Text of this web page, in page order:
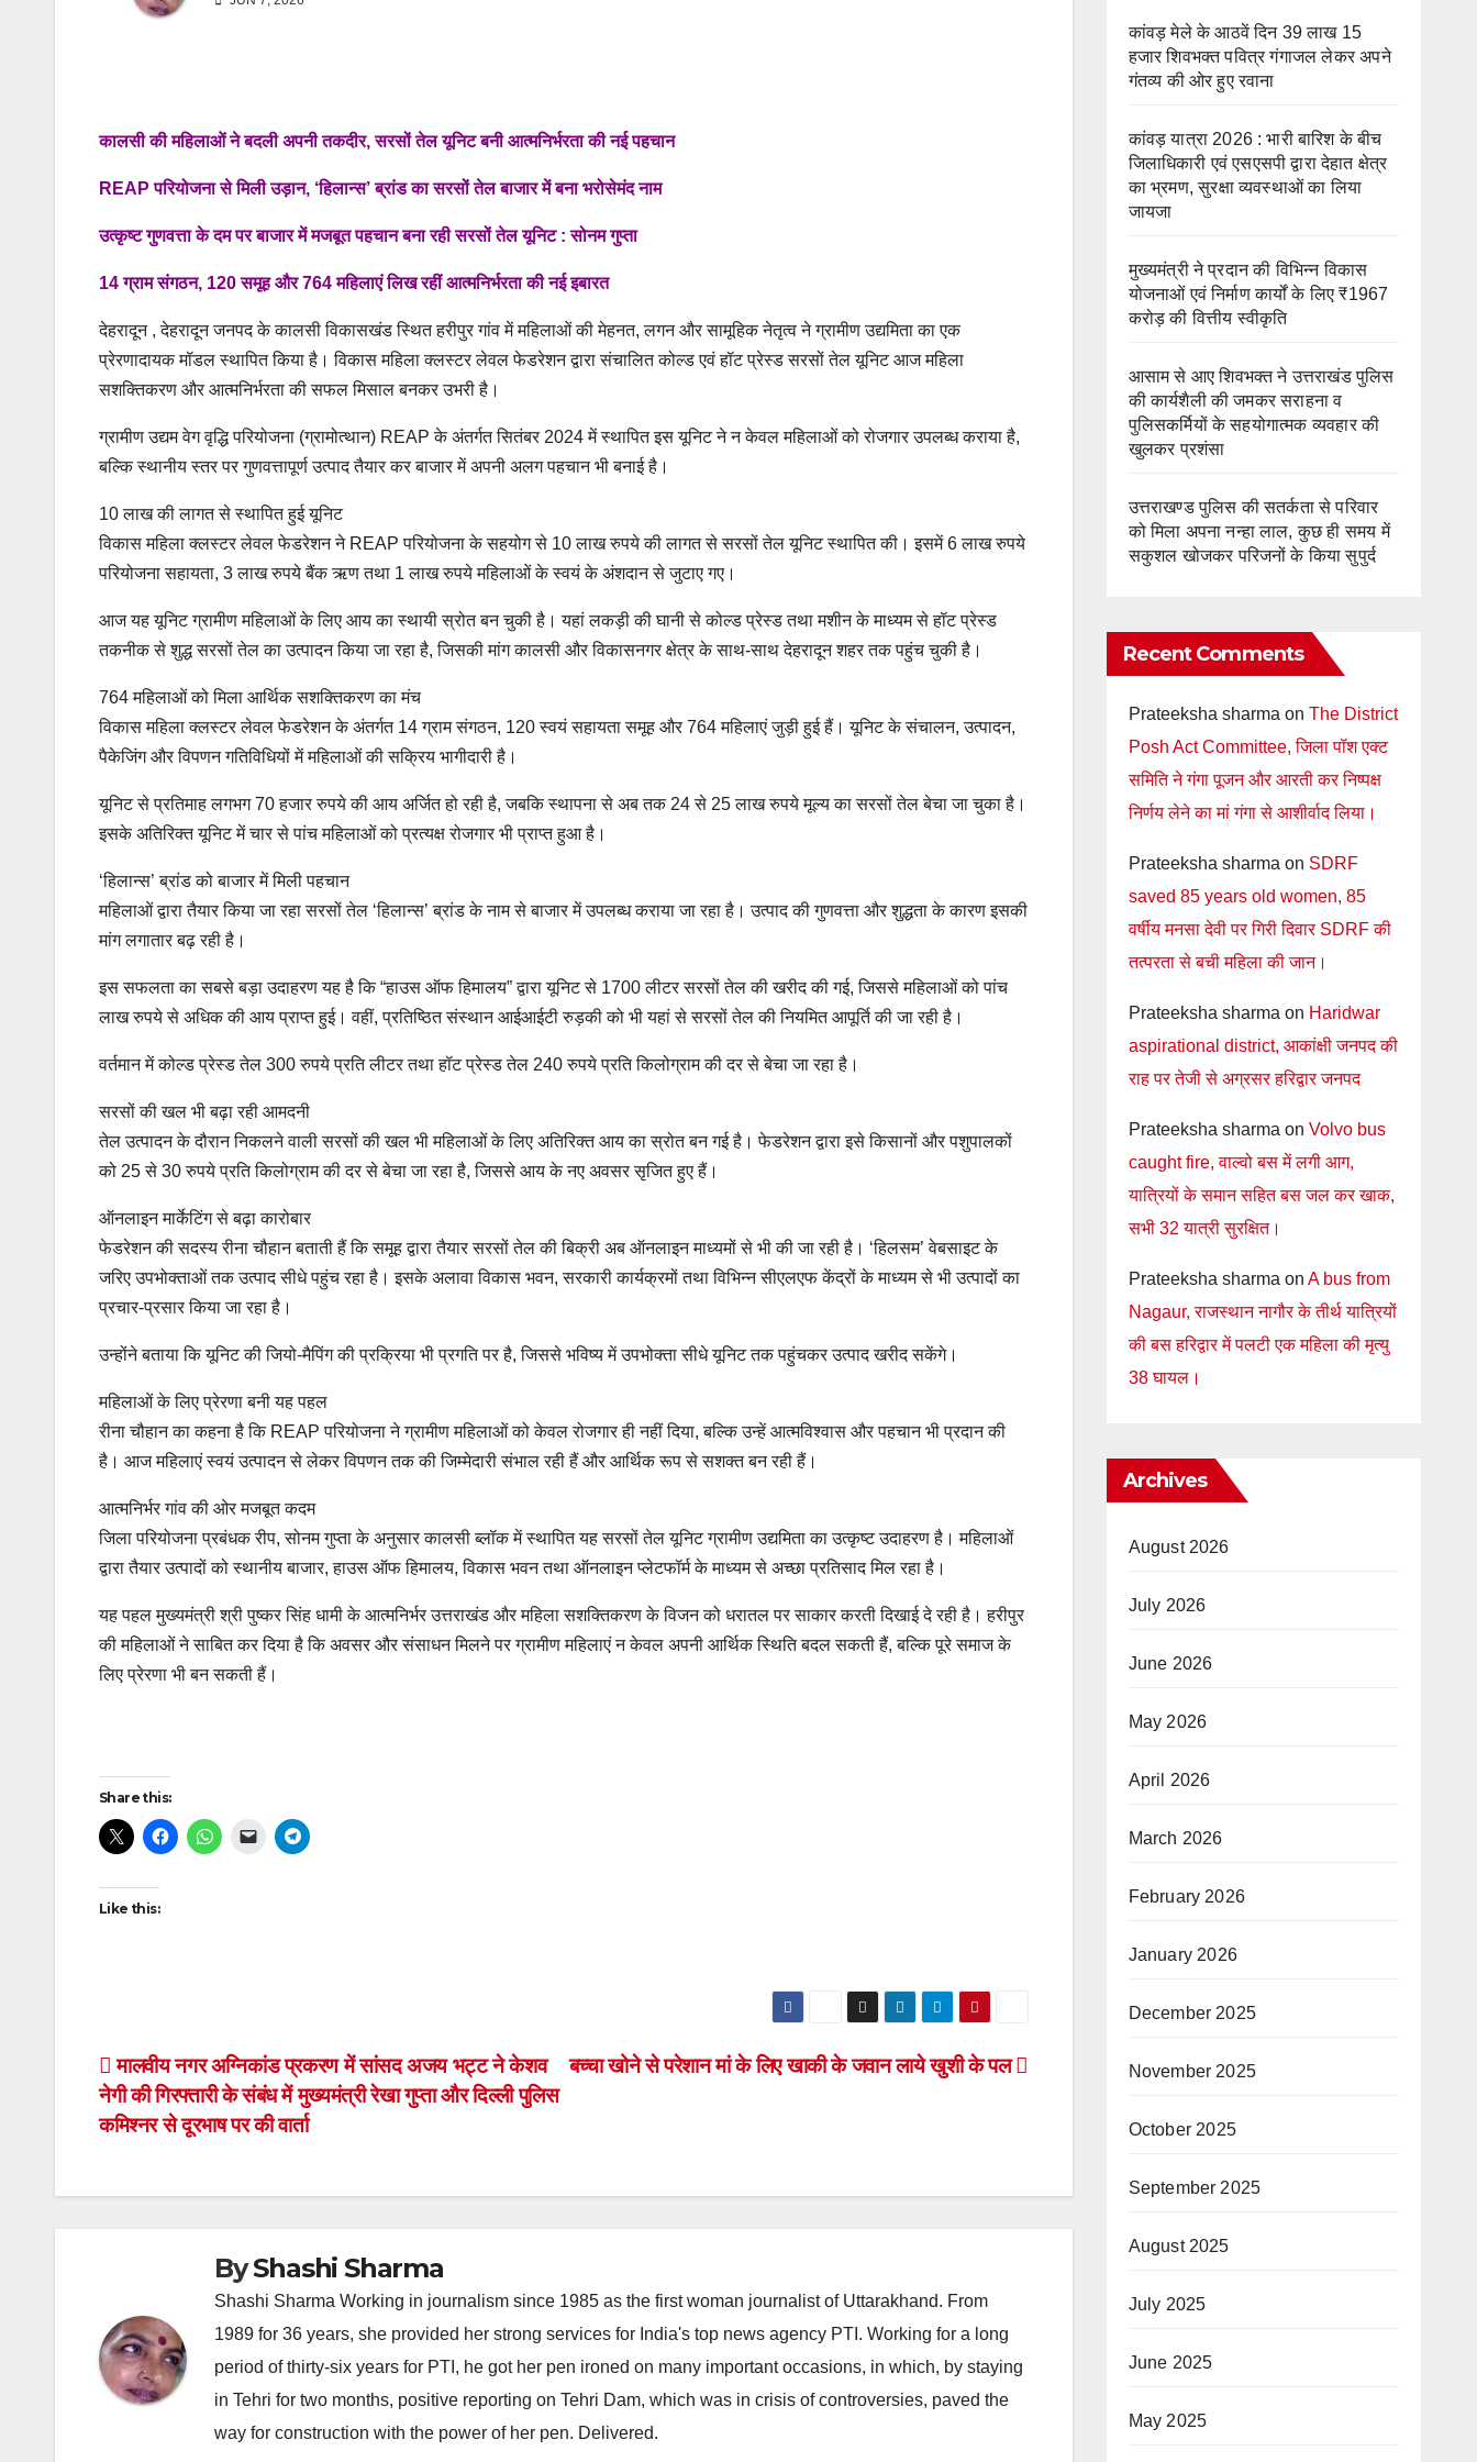
कालसी की महिलाओं ने बदली अपनी तकदीर, सरसों तेल यूनिट बनी आत्मनिर्भरता की नई पहचान
REAP परियोजना से मिली उड़ान, ‘हिलान्स’ ब्रांड का सरसों तेल बाजार में बना भरोसेमंद नाम
उत्कृष्ट गुणवत्ता के दम पर बाजार में मजबूत पहचान बना रही सरसों तेल यूनिट : सोनम गुप्ता
14 ग्राम संगठन, 120 समूह और 764 महिलाएं लिख रहीं आत्मनिर्भरता की नई इबारत
देहरादून , देहरादून जनपद के कालसी विकासखंड स्थित हरीपुर गांव में महिलाओं की मेहनत, लगन और सामूहिक नेतृत्व ने ग्रामीण उद्यमिता का एक
प्रेरणादायक मॉडल स्थापित किया है। विकास महिला क्लस्टर लेवल फेडरेशन द्वारा संचालित कोल्ड एवं हॉट प्रेस्ड सरसों तेल यूनिट आज महिला
सशक्तिकरण और आत्मनिर्भरता की सफल मिसाल बनकर उभरी है।
ग्रामीण उद्यम वेग वृद्धि परियोजना (ग्रामोत्थान) REAP के अंतर्गत सितंबर 2024 में स्थापित इस यूनिट ने न केवल महिलाओं को रोजगार उपलब्ध कराया है,
बल्कि स्थानीय स्तर पर गुणवत्तापूर्ण उत्पाद तैयार कर बाजार में अपनी अलग पहचान भी बनाई है।
10 लाख की लागत से स्थापित हुई यूनिट
विकास महिला क्लस्टर लेवल फेडरेशन ने REAP परियोजना के सहयोग से 10 लाख रुपये की लागत से सरसों तेल यूनिट स्थापित की। इसमें 6 लाख रुपये
परियोजना सहायता, 3 लाख रुपये बैंक ऋण तथा 1 लाख रुपये महिलाओं के स्वयं के अंशदान से जुटाए गए।
आज यह यूनिट ग्रामीण महिलाओं के लिए आय का स्थायी स्रोत बन चुकी है। यहां लकड़ी की घानी से कोल्ड प्रेस्ड तथा मशीन के माध्यम से हॉट प्रेस्ड
तकनीक से शुद्ध सरसों तेल का उत्पादन किया जा रहा है, जिसकी मांग कालसी और विकासनगर क्षेत्र के साथ-साथ देहरादून शहर तक पहुंच चुकी है।
764 महिलाओं को मिला आर्थिक सशक्तिकरण का मंच
विकास महिला क्लस्टर लेवल फेडरेशन के अंतर्गत 14 ग्राम संगठन, 120 स्वयं सहायता समूह और 764 महिलाएं जुड़ी हुई हैं। यूनिट के संचालन, उत्पादन,
पैकेजिंग और विपणन गतिविधियों में महिलाओं की सक्रिय भागीदारी है।
यूनिट से प्रतिमाह लगभग 70 हजार रुपये की आय अर्जित हो रही है, जबकि स्थापना से अब तक 24 से 25 लाख रुपये मूल्य का सरसों तेल बेचा जा चुका है।
इसके अतिरिक्त यूनिट में चार से पांच महिलाओं को प्रत्यक्ष रोजगार भी प्राप्त हुआ है।
‘हिलान्स’ ब्रांड को बाजार में मिली पहचान
महिलाओं द्वारा तैयार किया जा रहा सरसों तेल ‘हिलान्स’ ब्रांड के नाम से बाजार में उपलब्ध कराया जा रहा है। उत्पाद की गुणवत्ता और शुद्धता के कारण इसकी
मांग लगातार बढ़ रही है।
इस सफलता का सबसे बड़ा उदाहरण यह है कि “हाउस ऑफ हिमालय” द्वारा यूनिट से 1700 लीटर सरसों तेल की खरीद की गई, जिससे महिलाओं को पांच
लाख रुपये से अधिक की आय प्राप्त हुई। वहीं, प्रतिष्ठित संस्थान आईआईटी रुड़की को भी यहां से सरसों तेल की नियमित आपूर्ति की जा रही है।
वर्तमान में कोल्ड प्रेस्ड तेल 300 रुपये प्रति लीटर तथा हॉट प्रेस्ड तेल 240 रुपये प्रति किलोग्राम की दर से बेचा जा रहा है।
सरसों की खल भी बढ़ा रही आमदनी
तेल उत्पादन के दौरान निकलने वाली सरसों की खल भी महिलाओं के लिए अतिरिक्त आय का स्रोत बन गई है। फेडरेशन द्वारा इसे किसानों और पशुपालकों
को 25 से 30 रुपये प्रति किलोग्राम की दर से बेचा जा रहा है, जिससे आय के नए अवसर सृजित हुए हैं।
ऑनलाइन मार्केटिंग से बढ़ा कारोबार
फेडरेशन की सदस्य रीना चौहान बताती हैं कि समूह द्वारा तैयार सरसों तेल की बिक्री अब ऑनलाइन माध्यमों से भी की जा रही है। ‘हिलसम’ वेबसाइट के
जरिए उपभोक्ताओं तक उत्पाद सीधे पहुंच रहा है। इसके अलावा विकास भवन, सरकारी कार्यक्रमों तथा विभिन्न सीएलएफ केंद्रों के माध्यम से भी उत्पादों का
प्रचार-प्रसार किया जा रहा है।
उन्होंने बताया कि यूनिट की जियो-मैपिंग की प्रक्रिया भी प्रगति पर है, जिससे भविष्य में उपभोक्ता सीधे यूनिट तक पहुंचकर उत्पाद खरीद सकेंगे।
महिलाओं के लिए प्रेरणा बनी यह पहल
रीना चौहान का कहना है कि REAP परियोजना ने ग्रामीण महिलाओं को केवल रोजगार ही नहीं दिया, बल्कि उन्हें आत्मविश्वास और पहचान भी प्रदान की
है। आज महिलाएं स्वयं उत्पादन से लेकर विपणन तक की जिम्मेदारी संभाल रही हैं और आर्थिक रूप से सशक्त बन रही हैं।
आत्मनिर्भर गांव की ओर मजबूत कदम
जिला परियोजना प्रबंधक रीप, सोनम गुप्ता के अनुसार कालसी ब्लॉक में स्थापित यह सरसों तेल यूनिट ग्रामीण उद्यमिता का उत्कृष्ट उदाहरण है। महिलाओं
द्वारा तैयार उत्पादों को स्थानीय बाजार, हाउस ऑफ हिमालय, विकास भवन तथा ऑनलाइन प्लेटफॉर्म के माध्यम से अच्छा प्रतिसाद मिल रहा है।
यह पहल मुख्यमंत्री श्री पुष्कर सिंह धामी के आत्मनिर्भर उत्तराखंड और महिला सशक्तिकरण के विजन को धरातल पर साकार करती दिखाई दे रही है। हरीपुर
की महिलाओं ने साबित कर दिया है कि अवसर और संसाधन मिलने पर ग्रामीण महिलाएं न केवल अपनी आर्थिक स्थिति बदल सकती हैं, बल्कि पूरे समाज के
लिए प्रेरणा भी बन सकती हैं।
Post
navigation
Share this:
Like this:
Post
navigation
बच्चा खोने से परेशान मां के लिए खाकी के जवान लाये खुशी के पल
मालवीय नगर अग्निकांड प्रकरण में सांसद अजय भट्ट ने केशव
नेगी की गिरफ्तारी के संबंध में मुख्यमंत्री रेखा गुप्ता और दिल्ली पुलिस
कमिश्नर से दूरभाष पर की वार्ता
ByShashi Sharma
Shashi Sharma Working in journalism since 1985 as the first woman journalist of Uttarakhand. From
1989 for 36 years, she provided her strong services for India's top news agency PTI. Working for a long
period of thirty-six years for PTI, he got her pen ironed on many important occasions, in which, by staying
in Tehri for two months, positive reporting on Tehri Dam, which was in crisis of controversies, paved the
way for construction with the power of her pen. Delivered.
कांवड़ मेले के आठवें दिन 39 लाख 15
हजार शिवभक्त पवित्र गंगाजल लेकर अपने
गंतव्य की ओर हुए रवाना
कांवड़ यात्रा 2026 : भारी बारिश के बीच
जिलाधिकारी एवं एसएसपी द्वारा देहात क्षेत्र
का भ्रमण, सुरक्षा व्यवस्थाओं का लिया
जायजा
मुख्यमंत्री ने प्रदान की विभिन्न विकास
योजनाओं एवं निर्माण कार्यों के लिए ₹1967
करोड़ की वित्तीय स्वीकृति
आसाम से आए शिवभक्त ने उत्तराखंड पुलिस
की कार्यशैली की जमकर सराहना व
पुलिसकर्मियों के सहयोगात्मक व्यवहार की
खुलकर प्रशंसा
उत्तराखण्ड पुलिस की सतर्कता से परिवार
को मिला अपना नन्हा लाल, कुछ ही समय में
सकुशल खोजकर परिजनों के किया सुपुर्द
Recent Comments
Prateeksha sharma on The District
Posh Act Committee, जिला पॉश एक्ट
समिति ने गंगा पूजन और आरती कर निष्पक्ष
निर्णय लेने का मां गंगा से आशीर्वाद लिया।
Prateeksha sharma on SDRF
saved 85 years old women, 85
वर्षीय मनसा देवी पर गिरी दिवार SDRF की
तत्परता से बची महिला की जान।
Prateeksha sharma on Haridwar
aspirational district, आकांक्षी जनपद की
राह पर तेजी से अग्रसर हरिद्वार जनपद
Prateeksha sharma on Volvo bus
caught fire, वाल्वो बस में लगी आग,
यात्रियों के समान सहित बस जल कर खाक,
सभी 32 यात्री सुरक्षित।
Prateeksha sharma on A bus from
Nagaur, राजस्थान नागौर के तीर्थ यात्रियों
की बस हरिद्वार में पलटी एक महिला की मृत्यु
38 घायल।
Archives
August 2026
July 2026
June 2026
May 2026
April 2026
March 2026
February 2026
January 2026
December 2025
November 2025
October 2025
September 2025
August 2025
July 2025
June 2025
May 2025